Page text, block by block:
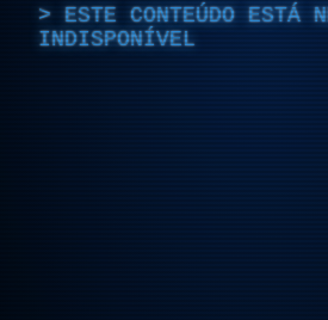
ESTE CONTEÚDO ESTÁ
INDISPONÍVEL